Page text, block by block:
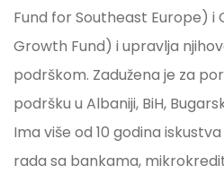
Fund for Southeast Europe) i
Growth Fund) i upravlja
podrškom. Zadužena je za
podršku u Albaniji, BiH,
Ima više od 10 godina
rada sa bankama,